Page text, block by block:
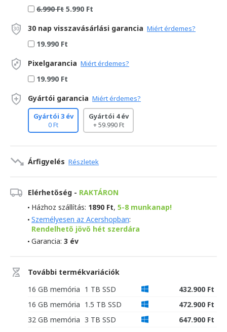
6.990 Ft 5.990 Ft
30 nap visszavásárlási garancia Miért érdemes?
19.990 Ft
Pixelgarancia Miért érdemes?
19.990 Ft
Gyártói garancia Miért érdemes?
Gyártói 3 év
0 Ft
Gyártói 4 év
+ 59.990 Ft
Árfigyelés Részletek
Elérhetőség - RAKTÁRON
Házhoz szállítás: 1890 Ft, 5-8 munkanap!
Személyesen az Acershopban:
Rendelhető jövő hét szerdára
Garancia: 3 év
További termékvariációk
16 GB memória 1 TB SSD
432.900 Ft
16 GB memória 1.5 TB SSD
472.900 Ft
32 GB memória 3 TB SSD 647.900 Ft